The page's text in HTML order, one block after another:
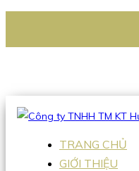
Hotline:0938 336 079
TRANG CHỦ
GIỚI THIỆU